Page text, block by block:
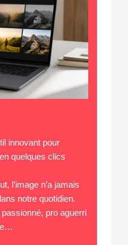
innovant pour
quelques clics
l’image n’a jamais
notre quotidien.
pro aguerri